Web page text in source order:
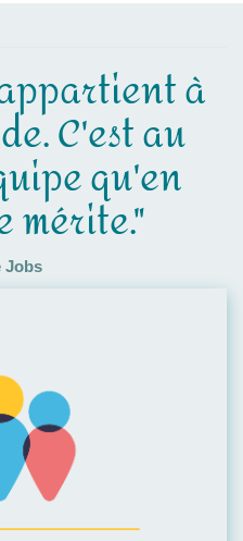
à
C'est au
qu'en
mérite."
Jobs